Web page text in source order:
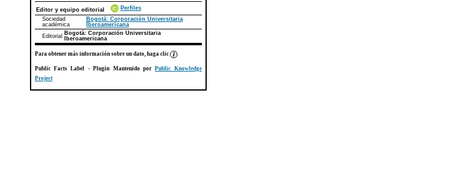
Editor y equipo editorial
Perfiles
Sociedad
académica
Bogotá: Corporación Universitaria
Iberoamericana
Editorial
Bogotá: Corporación Universitaria
Iberoamericana
Para obtener más información sobre un dato, haga clic
Public Facts Label - Plugin Mantenido porPublic Knowledge
Project